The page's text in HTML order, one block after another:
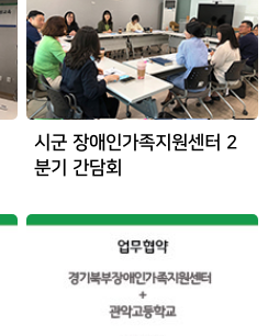
시군 장애인가족지원센터 2
분기 간담회